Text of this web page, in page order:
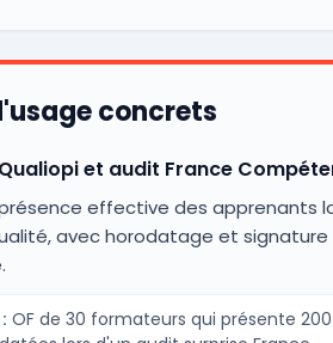
concrets
et audit France
effective des apprenants
avec horodatage et signature
OF de 30 formateurs qui présente